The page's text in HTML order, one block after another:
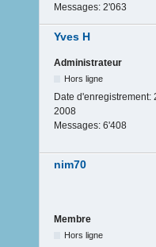
Messages: 2'063
Yves H
Administrateur
Hors ligne
Date d'enregistrement:
2008
Messages: 6'408
nim70
Membre
Hors ligne